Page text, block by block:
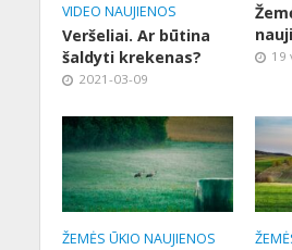
VIDEO NAUJIENOS
Veršeliai. Ar būtina
šaldyti krekenas?
2021-03-09
19
ŽEMĖS ŪKIO NAUJIENOS